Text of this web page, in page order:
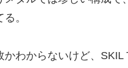
。
わからないけど、